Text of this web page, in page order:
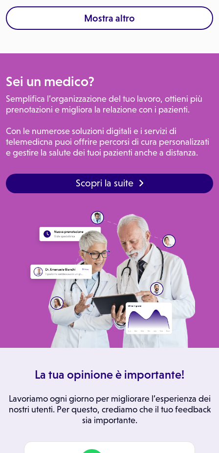
Mostra altro
Sei un medico?
Semplifica l’organizzazione del tuo lavoro, ottieni più
prenotazioni e migliora la relazione con i pazienti.
Con le numerose soluzioni digitali e i servizi di
telemedicna puoi offrire percorsi di cura personalizzati
e gestire la salute dei tuoi pazienti anche a distanza.
Scopri la suite
La tua opinione è importante!
Lavoriamo ogni giorno per migliorare l’esperienza dei
nostri utenti. Per questo, crediamo che il tuo feedback
sia importante.